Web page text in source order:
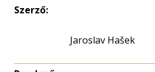
Szerző:
Jaroslav Hašek